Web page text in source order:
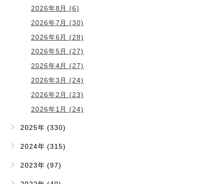
2026年8月 (6)
2026年7月 (30)
2026年6月 (28)
2026年5月 (27)
2026年4月 (27)
2026年3月 (24)
2026年2月 (23)
2026年1月 (24)
2025年 (330)
2024年 (315)
2023年 (97)